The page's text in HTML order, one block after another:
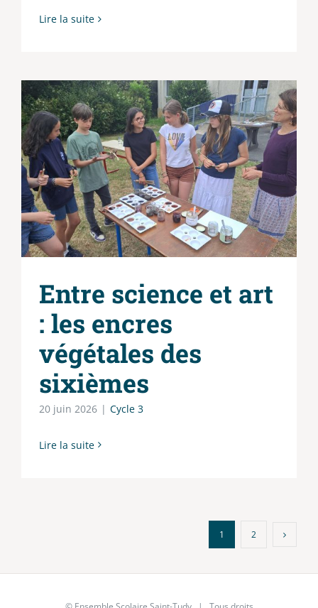
Lire la suite
Entre science et art
: les encres
végétales des
sixièmes
20 juin 2026 | Cycle 3
Lire la suite
1 2